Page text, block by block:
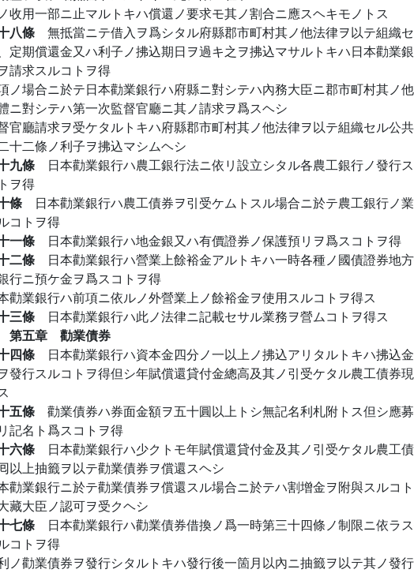
收用一部ニ止マルトキハ償還ノ要求モ其ノ割合ニ應スヘキモノトス
八條 無抵當ニテ借入ヲ爲シタル府縣郡市町村其ノ他法律ヲ以テ組織
定期償還金又ハ利子ノ拂込期日ヲ過キ之ヲ拂込マサルトキハ日本勸業
請求スルコトヲ得
ノ場合ニ於テ日本勸業銀行ハ府縣ニ對シテハ內務大臣ニ郡市町村其ノ
ニ對シテハ第一次監督官廳ニ其ノ請求ヲ爲スヘシ
官廳請求ヲ受ケタルトキハ府縣郡市町村其ノ他法律ヲ以テ組織セル公
十二條ノ利子ヲ拂込マシムヘシ
九條 日本勸業銀行ハ農工銀行法ニ依リ設立シタル各農工銀行ノ發行
ヲ得
條 日本勸業銀行ハ農工債券ヲ引受ケムトスル場合ニ於テ農工銀行ノ
コトヲ得
一條 日本勸業銀行ハ地金銀又ハ有價證券ノ保護預リヲ爲スコトヲ得
二條 日本勸業銀行ハ營業上餘裕金アルトキハ一時各種ノ國債證券地
行ニ預ケ金ヲ爲スコトヲ得
勸業銀行ハ前項ニ依ルノ外營業上ノ餘裕金ヲ使用スルコトヲ得ス
三條 日本勸業銀行ハ此ノ法律ニ記載セサル業務ヲ營ムコトヲ得ス
第五章 勸業債券
四條 日本勸業銀行ハ資本金四分ノ一以上ノ拂込アリタルトキハ拂込
發行スルコトヲ得但シ年賦償還貸付金總高及其ノ引受ケタル農工債券
五條 勸業債券ハ券面金額ヲ五十圓以上トシ無記名利札附トス但シ應
記名ト爲スコトヲ得
六條 日本勸業銀行ハ少クトモ年賦償還貸付金及其ノ引受ケタル農工
以上抽籤ヲ以テ勸業債券ヲ償還スヘシ
勸業銀行ニ於テ勸業債券ヲ償還スル場合ニ於テハ割增金ヲ附與スルコ
藏大臣ノ認可ヲ受クヘシ
七條 日本勸業銀行ハ勸業債券借換ノ爲一時第三十四條ノ制限ニ依ラ
コトヲ得
ノ勸業債券ヲ發行シタルトキハ發行後一箇月以內ニ抽籤ヲ以テ其ノ發